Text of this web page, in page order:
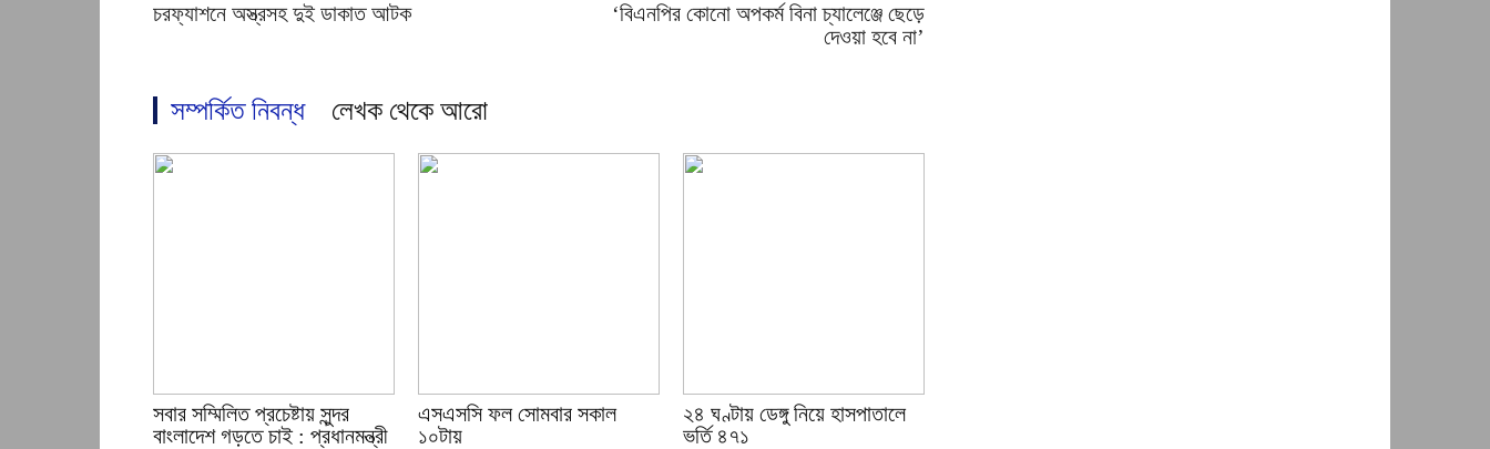
চরফ্যাশনে অস্ত্রসহ দুই ডাকাত আটক
‘বিএনপির কোনো অপকর্ম বিনা চ্যালেঞ্জে ছেড়ে
দেওয়া হবে না’
সম্পর্কিত নিবন্ধ লেখক থেকে আরো
সবার সম্মিলিত প্রচেষ্টায় সুন্দর
বাংলাদেশ গড়তে চাই : প্রধানমন্ত্রী
এসএসসি ফল সোমবার সকাল
১০টায়
২৪ ঘণ্টায় ডেঙ্গু নিয়ে হাসপাতালে
ভর্তি ৪৭১